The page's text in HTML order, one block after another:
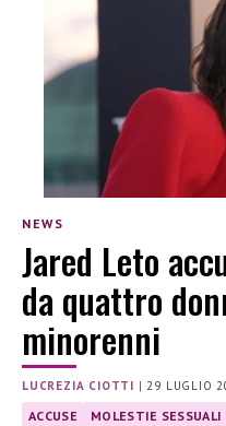
NEWS
Jared Leto
da quattro
minorenni
LUCREZIA CIOTTI |29 LUGLIO
ACCUSE MOLESTIE SESSUALI